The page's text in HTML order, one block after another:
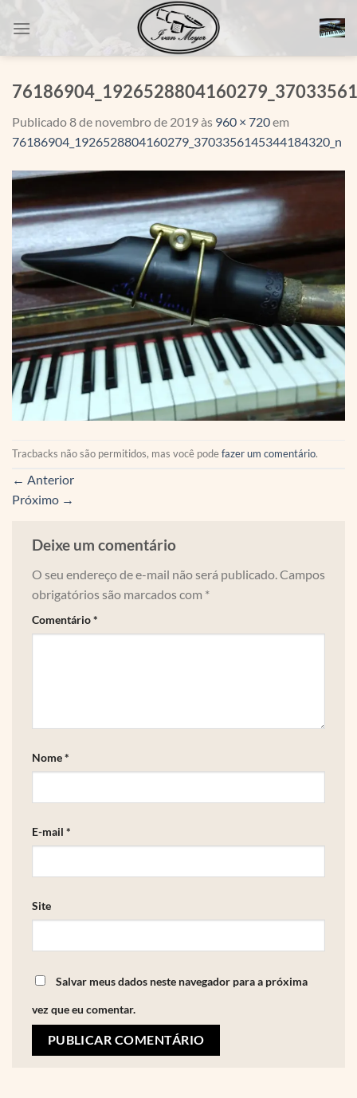
Publicado8 de novembro de 2019às 960 × 720em
76186904_1926528804160279_3703356145344184320_n
Tracbacks não são permitidos, mas você podefazer um comentário.
← Anterior
Próximo →
Deixe um comentário
O seu endereço de e-mail não será publicado.Campos
obrigatórios são marcados com *
Comentário*
Nome*
E-mail *
Site
Salvar meus dados neste navegador para a próxima
vez que eu comentar.